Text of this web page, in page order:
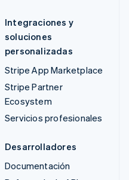
Integraciones y
soluciones
personalizadas
Stripe App Marketplace
Stripe Partner
Ecosystem
Servicios profesionales
Desarrolladores
Documentación